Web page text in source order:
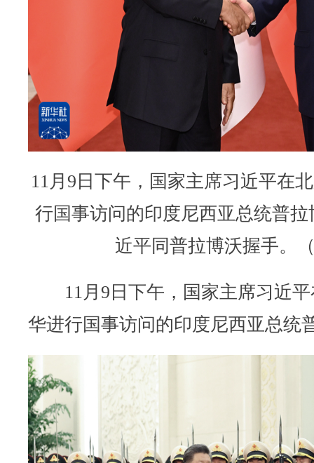
11月9日下午，国家主席习近平在
行国事访问的印度尼西亚总统普
近平同普拉博沃握手。
11月9日下午，国家主席习近平
华进行国事访问的印度尼西亚总统